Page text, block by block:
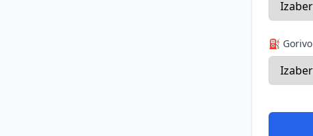
⛽ Gorivo